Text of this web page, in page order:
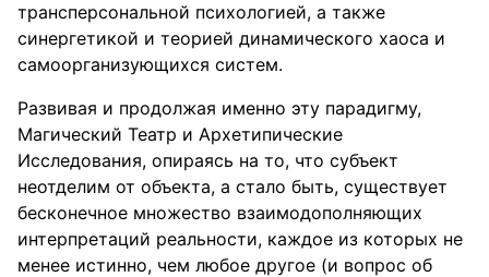
трансперсональной психологией, а также
синергетикой и теорией динамического хаоса и
самоорганизующихся систем.
Развивая и продолжая именно эту парадигму,
Магический Театр и Архетипические
Исследования, опираясь на то, что субъект
неотделим от объекта, а стало быть, существует
бесконечное множество взаимодополняющих
интерпретаций реальности, каждое из которых не
менее истинно, чем любое другое (и вопрос об